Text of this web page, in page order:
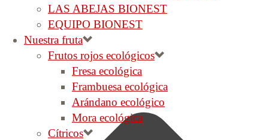
LAS ABEJAS BIONEST
EQUIPO BIONEST
Nuestra fruta
Frutos rojos ecológicos
Fresa ecológica
Frambuesa ecológica
Arándano ecológico
Mora ecológica
Cítricos